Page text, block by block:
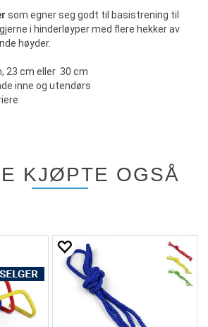
som egner seg godt til basistrening til
i hinderløyper med flere hekker av
høyder.
23 cm eller 30 cm
inne og utendørs
KJØPTE OGSÅ